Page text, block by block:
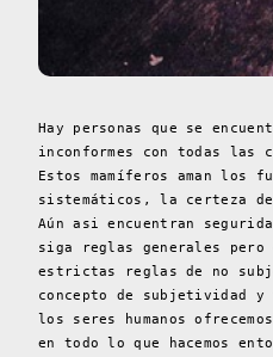
Hay personas que se
inconformes con todas las
Estos mamíferos aman los
sistemáticos, la certeza
Aún asi encuentran
siga reglas generales pero
estrictas reglas de no
concepto de subjetividad
los seres humanos
en todo lo que hacemos